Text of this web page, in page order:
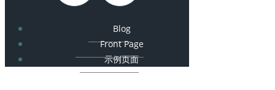
Blog
Front Page
示例页面